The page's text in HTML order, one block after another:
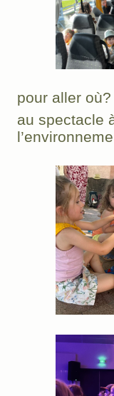
pour aller où?
au spectacle